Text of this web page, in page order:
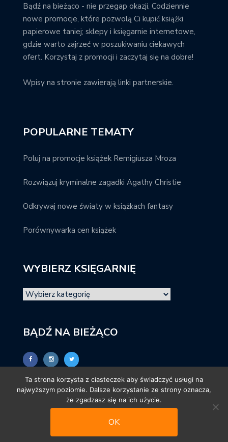
Bądź na bieżąco - nie przegap okazji. Codziennie
nowe promocje, które pozwolą Ci kupić książki
papierowe taniej; sklepy i księgarnie internetowe,
gdzie warto zajrzeć w poszukiwaniu ciekawych
ofert. Korzystaj z promocji i zaczytaj się na dobre!
Wpisy na stronie zawierają linki partnerskie.
POPULARNE TEMATY
Poluj na promocje książek Remigiusza Mroza
Rozwiązuj kryminalne zagadki Agathy Christie
Odkrywaj nowe światy w książkach fantasy
Porównywarka cen książek
WYBIERZ KSIĘGARNIĘ
BĄDŹ NA BIEŻĄCO
© promocjeksiazkowe.pl
Ta strona korzysta z ciasteczek aby świadczyć usługi na
najwyższym poziomie. Dalsze korzystanie ze strony oznacza,
że zgadzasz się na ich użycie.
OK